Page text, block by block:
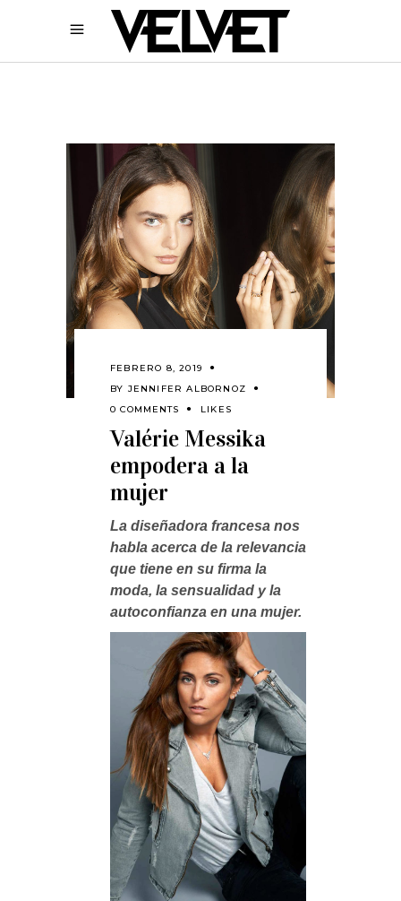
FEBRERO 8, 2019
BY JENNIFER ALBORNOZ
0 COMMENTS
LIKES
Valérie Messika
empodera a la
mujer
La diseñadora francesa nos
habla acerca de la relevancia
que tiene en su firma la
moda, la sensualidad y la
autoconfianza en una mujer.